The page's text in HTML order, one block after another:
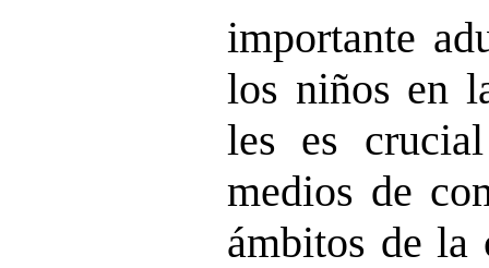
importante
los niños en
les es
medios de
ámbitos de la